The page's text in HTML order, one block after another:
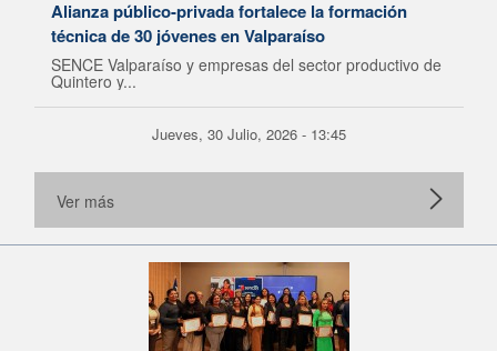
Alianza público-privada fortalece la formación
técnica de 30 jóvenes en Valparaíso
SENCE Valparaíso y empresas del sector productivo de
Quintero y...
Jueves, 30 Julio, 2026 - 13:45
Ver más